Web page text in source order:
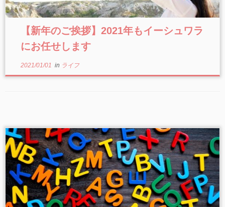
【新年のご挨拶】2021年もイーシュワラ
にお任せします
2021/01/01 in ライフ